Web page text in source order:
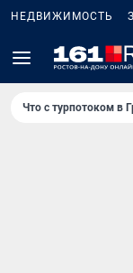
НЕДВИЖИМОСТЬ
Что с турпотоком в